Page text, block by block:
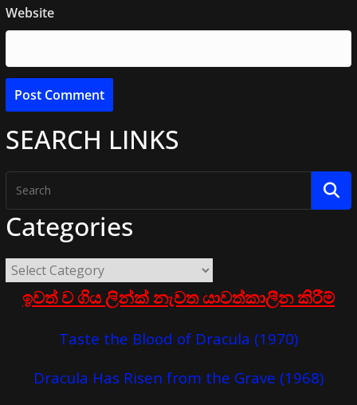
Website
SEARCH LINKS
Categories
ඉවත් ව ගිය ලින්ක් නැවත යාවත්කාලීන කිරීම්
Taste the Blood of Dracula (1970)
Dracula Has Risen from the Grave (1968)